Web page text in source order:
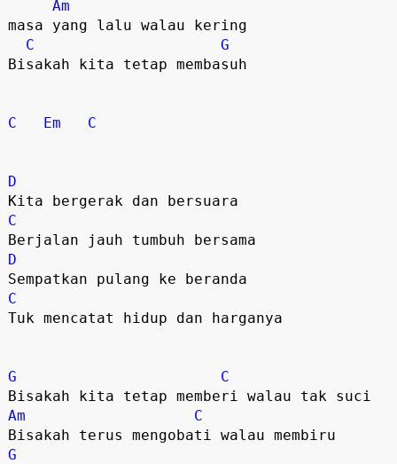
Am
masa yang lalu walau kering
C
G
Bisakah kita tetap membasuh
C Em C
D
C
D
C
Tuk mencatat hidup dan harganya
G
C
Am
C
G